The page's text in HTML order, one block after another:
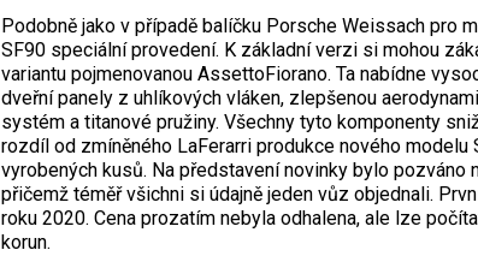
Podobně jako v případě balíčku Porsche Weissach pro
SF90 speciální provedení. K základní verzi si mohou
variantu pojmenovanou AssettoFiorano. Ta nabídne
dveřní panely z uhlíkových vláken, zlepšenou
systém a titanové pružiny. Všechny tyto komponenty
rozdíl od zmíněného LaFerarri produkce nového modelu
vyrobených kusů. Na představení novinky bylo pozváno
přičemž téměř všichni si údajně jeden vůz objednali.
roku 2020. Cena prozatím nebyla odhalena, ale lze
korun.